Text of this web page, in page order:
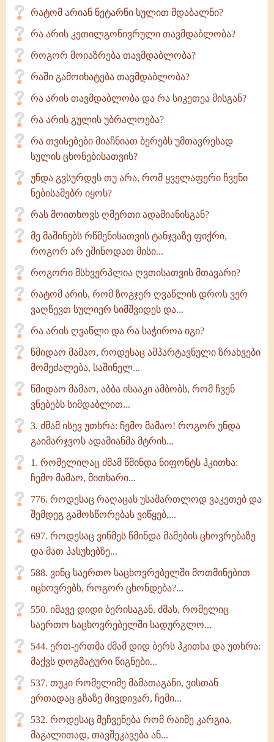
რატომ არიან ნეტარნი სულით მდაბალნი?
რა არის კეთილგონივრული თავმდაბლობა?
როგორ მოიაზრება თავმდაბლობა?
რაში გამოიხატება თავმდაბლობა?
რა არის თავმდაბლობა და რა სიკეთეა მისგან?
რა არის გულის უბრალოება?
რა თვისებები მიაჩნიათ ბერებს უმთავრესად
სულის ცხონებისათვის?
უნდა გვსურდეს თუ არა, რომ ყველაფერი ჩვენი
ნებისამებრ იყოს?
რას მოითხოვს ღმერთი ადამიანისგან?
მე მაშინებს რწმენისათვის ტანჯვაზე ფიქრი,
როგორ არ ეშინოდათ მისი...
როგორი მსხვერპლია ღვთისათვის მთავარი?
რატომ არის, რომ ზოგჯერ ღვაწლის დროს ვერ
ვაღწევთ სულიერ სიმშვიდეს და...
რა არის ღვაწლი და რა საჭიროა იგი?
წმიდაო მამაო, როდესაც ამპარტავნული ზრახვები
მომეძალება, საშინელ...
წმიდაო მამაო, აბბა ისააკი ამბობს, რომ ჩვენ
ვნებებს სიმდაბლით...
3. ძმამ ისევ უთხრა: ჩემო მამაო! როგორ უნდა
გაიმარჯვოს ადამიანმა მტრის...
1. რომელიღაც ძმამ წმინდა ნიფონტს ჰკითხა:
ჩემო მამაო, მითხარი...
776. როდესაც რაღაცას უსამართლოდ ვაკეთებ და
შემდეგ გამოსწორებას ვიწყებ,...
697. როდესაც ვინმეს წმინდა მამების ცხოვრებაზე
და მათ პასუხებზე...
588. ვინც საერთო საცხოვრებელში მოთმინებით
იცხოვრებს, როგორ ცხონდება?...
550. იმავე დიდი ბერისაგან, ძმას, რომელიც
საერთო საცხოვრებელში სადურგლო...
544. ერთ-ერთმა ძმამ დიდ ბერს ჰკითხა და უთხრა:
მაქვს დოგმატური წიგნები...
537. თუკი რომელიმე მამათაგანი, ვისთან
ერთადაც გზაზე მივდივარ, ჩემი...
532. როდესაც მეჩვენება რომ რაიმე კარგია,
მაგალითად, თავშეკავება ან...